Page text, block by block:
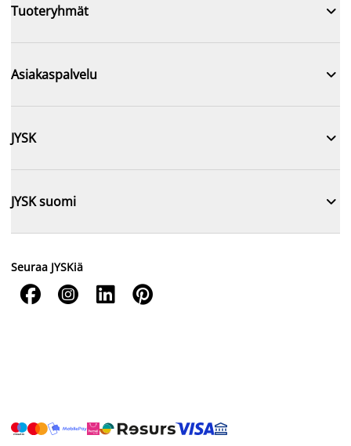
Tuoteryhmät 
Asiakaspalvelu 
JYSK 
JYSK suomi 
Seuraa JYSKiä
   